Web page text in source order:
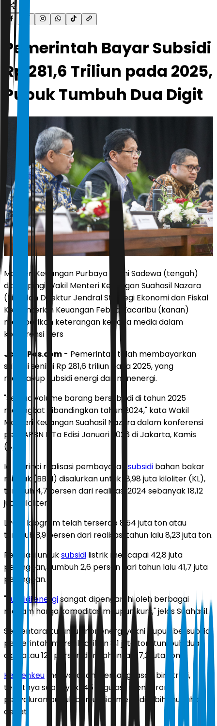
Pemerintah Bayar Subsidi
Rp 281,6 Triliun pada 2025,
Pupuk Tumbuh Dua Digit
Menteri Keuangan Purbaya Yudhi Sadewa (tengah)
didampingi Wakil Menteri Keuangan Suahasil Nazara
(kiri) dan Direktur Jendral Strategi Ekonomi dan Fiskal
Kementerian Keuangan Febrio Kacaribu (kanan)
memberikan keterangan kepada media dalam
konferensi pers
JawaPos.com - Pemerintah telah membayarkan
subsidi senilai Rp 281,6 triliun pada 2025, yang
mencakup subsidi energi dan nonenergi.
"Semua volume barang bersubsidi di tahun 2025
meningkat dibandingkan tahun 2024," kata Wakil
Menteri Keuangan Suahasil Nazara dalam konferensi
pers APBN KiTa Edisi Januari 2026 di Jakarta, Kamis
(8/1).
Ia merinci realisasi pembayaran subsidi bahan bakar
minyak (BBM) disalurkan untuk 18,98 juta kiloliter (KL),
tumbuh 4,7 persen dari realisasi 2024 sebanyak 18,12
juta kiloliter.
LPG 3 kilogram telah terserap 8,54 juta ton atau
tumbuh 3,9 persen dari realisasi tahun lalu 8,23 juta ton.
Realisasi untuksubsidi listrik mencapai 42,8 juta
pelanggan, tumbuh 2,6 persen dari tahun lalu 41,7 juta
pelanggan.
" Subsidi energisangat dipengaruhi oleh berbagai
macam harga komoditas maupun kurs," jelas Suahasil.
Sementara itu, untuk nonenergi yakni pupuk bersubsidi,
pemerintah merealisasikan 8,1 juta ton, tumbuh dua
digit atau 12,1 persen dari tahun lalu 7,2 juta ton.
Kemenkeu menyatakan, pemangkasan birokrasi,
tepatnya sebanyak 145 regulasi, mendorong
penyaluran pupuk bersubsidi menjadi lebih mudah dan
cepat.